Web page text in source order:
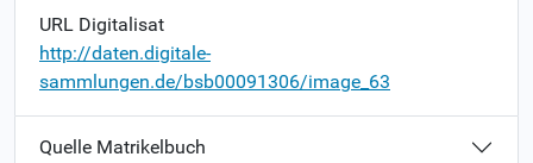
URL Digitalisat
http://daten.digitale-
sammlungen.de/bsb00091306/image_63
Quelle Matrikelbuch